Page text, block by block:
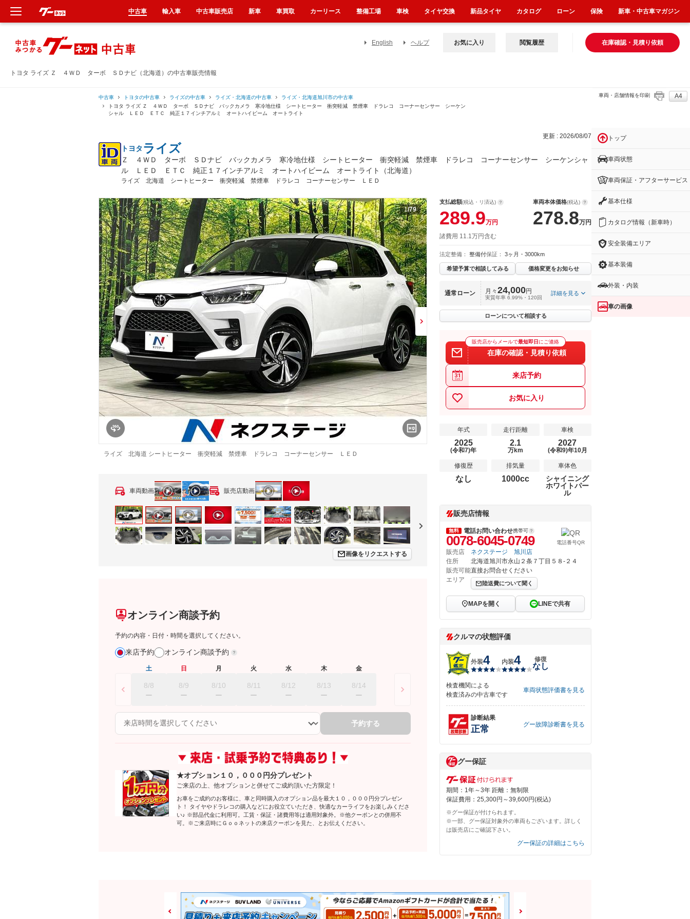
トヨタ ライズ Ｚ ４ＷＤ ターボ ＳＤナビ（北海道）の中古車販売情報
English ヘルプ 在庫確認・見積り依頼
お気に入り 閲覧履歴
中古車 トヨタの中古車 ライズの中古車 ライズ・北海道の中古車
ライズ・北海道旭川市の中古車
トヨタ ライズ Ｚ ４ＷＤ ターボ ＳＤナビ バックカメラ 寒冷地仕様 シートヒーター 衝突軽減 禁煙車 ドラレコ コーナーセンサー シーケン
シャル ＬＥＤ ＥＴＣ 純正１７インチアルミ オートハイビーム オートライト
車両・店舗情報を印刷 A4
更新 : 2026/08/07
トヨタ ライズ
Ｚ ４ＷＤ ターボ ＳＤナビ バックカメラ 寒冷地仕様 シートヒーター 衝突軽減 禁煙車 ドラレコ コーナーセンサー シーケンシャ
ル ＬＥＤ ＥＴＣ 純正１７インチアルミ オートハイビーム オートライト（北海道）
ライズ 北海道 シートヒーター 衝突軽減 禁煙車 ドラレコ コーナーセンサー ＬＥＤ
1/79
ライズ 北海道 シートヒーター 衝突軽減 禁煙車 ドラレコ コーナーセンサー ＬＥＤ
車両動画 販売店動画
画像をリクエストする
オンライン商談予約
予約の内容・日付・時間を選択してください。
来店予約 オンライン商談予約
土
8/8
日
8/9
月
8/10
火
8/11
水
8/12
木
8/13
金
8/14
予約する
★オプション１０，０００円分プレゼント
ご来店の上、他オプションと併せてご成約頂いた方限定！
お車をご成約のお客様に、車と同時購入のオプション品を最大１０，０００円分プレゼン
ト！ タイヤやドラレコの購入などにお役立ていただき、快適なカーライフをお楽しみくださ
い♪ ※部品代金に利用可。工賃・保証・諸費用等は適用対象外。※他クーポンとの併用不
可。※ご来店時にＧｏｏネットの来店クーポンを見た、とお伝えください。
支払総額(税込・リ済込)
289.9万円
車両本体価格(税込)
278.8万円
諸費用 11.1万円含む
法定整備： 整備付保証： 3ヶ月・3000km
希望予算で相談してみる 価格変更をお知らせ
通常ローン 月々24,000円
実質年率 6.99%・120回
詳細を見る
ローンについて相談する
販売店からメールで最短即日 にご連絡
在庫の確認・見積り依頼
来店予約
お気に入り
年式
2025
(令和7)年
走行距離
2.1
万km
車検
2027
(令和9)年10月
修復歴
なし
排気量
1000cc
車体色
シャイニング
ホワイトパー
ル
販売店情報
無料 電話お問い合わせ携帯可
0078-6045-0749 電話番号QR
販売店
ネクステージ 旭川店
住所
北海道旭川市永山２条７丁目５８‐２４
販売可能
エリア
直接お問合せください
陸送費について聞く
MAPを開く LINEで共有
クルマの状態評価
外装4 内装4 修復
なし
検査機関による
検査済みの中古車です
車両状態評価書を見る
診断結果
正常 グー故障診断書を見る
グー保証
期間：1年～3年 距離：無制限
保証費用：25,300円～39,600円(税込)
※グー保証が付けられます。
※一部、グー保証対象外の車両もございます。詳しく
は販売店にご確認下さい。
グー保証の詳細はこちら
トップ
車両状態
車両保証・アフターサービス
基本仕様
カタログ情報（新車時）
安全装備エリア
基本装備
外装・内装
車の画像
中古車 輸入車 中古車販売店 新車 車買取 カーリース 整備工場 車検 タイヤ交換 新品タイヤ カタログ ローン 保険 新車・中古車マガジン
新車
中古車